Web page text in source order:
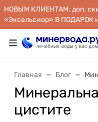
НОВЫМ КЛИЕНТАМ: доп.
«Эксельсиор» В ПОДАРОК
Главная Блог
цистите